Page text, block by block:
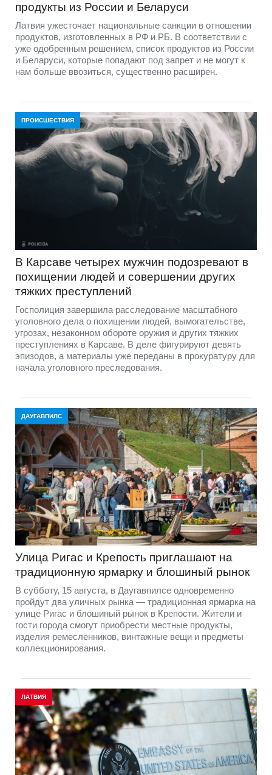
продукты из России и Беларуси
Латвия ужесточает национальные санкции в отношении
продуктов, изготовленных в РФ и РБ. В соответствии с
уже одобренным решением, список продуктов из России
и Беларуси, которые попадают под запрет и не могут к
нам больше ввозиться, существенно расширен.
ПРОИСШЕСТВИЯ
В Карсаве четырех мужчин подозревают в
похищении людей и совершении других
тяжких преступлений
Госполиция завершила расследование масштабного
уголовного дела о похищении людей, вымогательстве,
угрозах, незаконном обороте оружия и других тяжких
преступлениях в Карсаве. В деле фигурируют девять
эпизодов, а материалы уже переданы в прокуратуру для
начала уголовного преследования.
ДАУГАВПИЛС
Улица Ригас и Крепость приглашают на
традиционную ярмарку и блошиный рынок
В субботу, 15 августа, в Даугавпилсе одновременно
пройдут два уличных рынка — традиционная ярмарка на
улице Ригас и блошиный рынок в Крепости. Жители и
гости города смогут приобрести местные продукты,
изделия ремесленников, винтажные вещи и предметы
коллекционирования.
ЛАТВИЯ